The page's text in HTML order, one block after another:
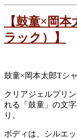
【鼓童×岡
ラック）】
鼓童×岡本太郎Tシ
クリアジェルプリ
れる
「鼓童」の文
り。
ボディは、シルエ